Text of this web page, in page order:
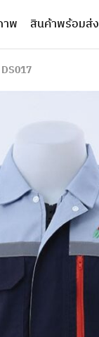
าพ สินค้าพร้อมส่ง